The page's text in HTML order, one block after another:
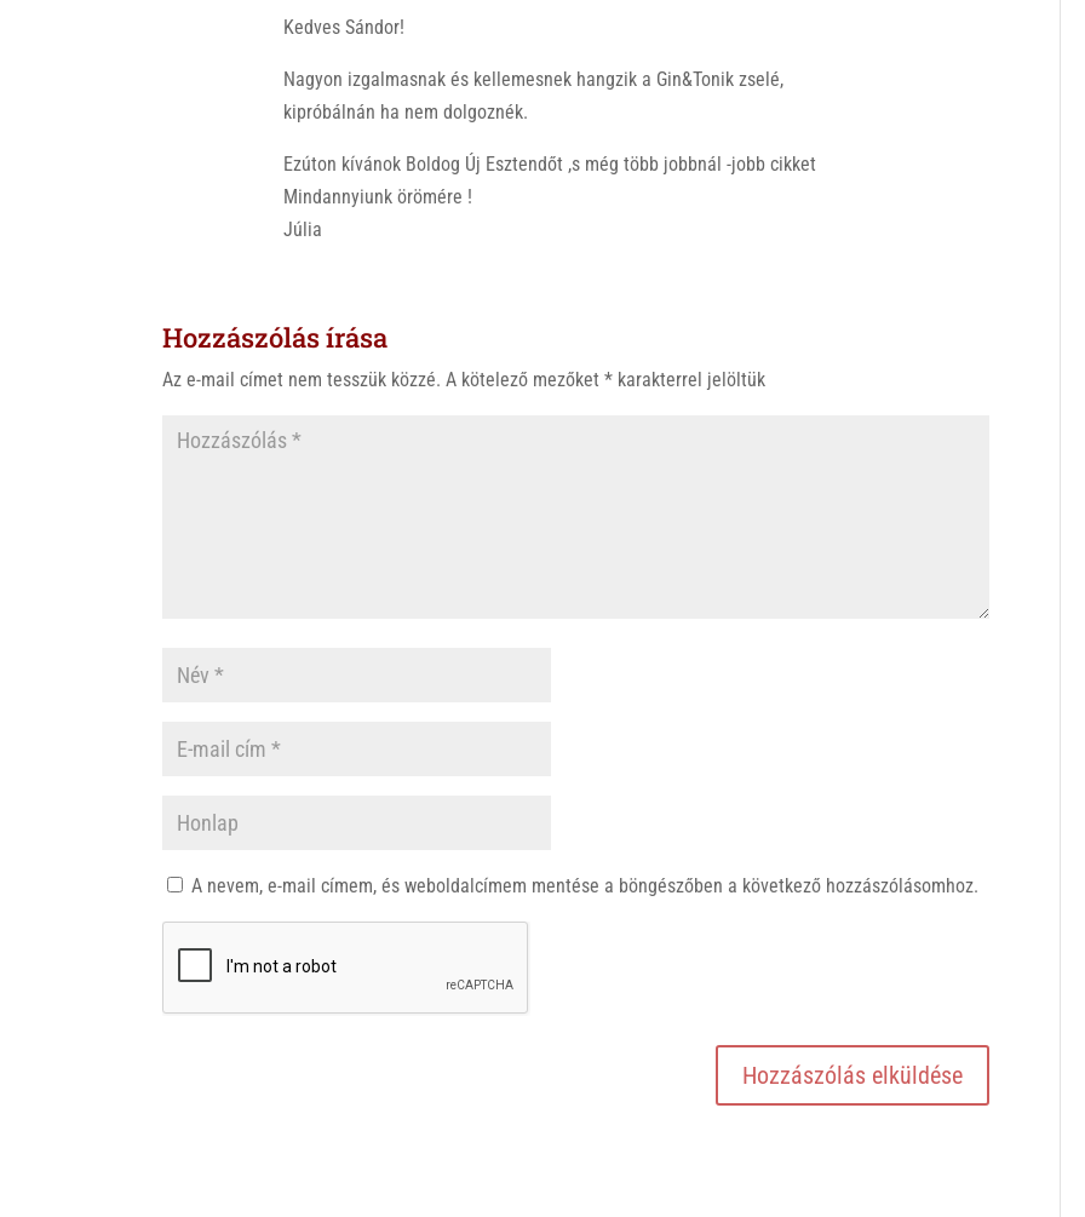
k
Kedves Sándor!
Nagyon izgalmasnak és kellemesnek hangzik a Gin&Tonik zselé,
kipróbálnán ha nem dolgoznék.
Ezúton kívánok Boldog Új Esztendőt ,s még több jobbnál -jobb cikket
Mindannyiunk örömére !
Júlia
Hozzászólás írása
Az e-mail címet nem tesszük közzé. A kötelező mezőket* karakterrel jelöltük
A nevem, e-mail címem, és weboldalcímem mentése a böngészőben a következő hozzászólásomhoz.